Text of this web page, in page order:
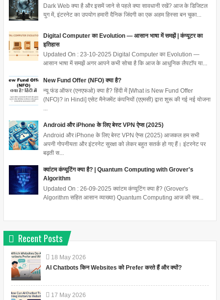
Dark Web क्या है और इसमें जाने से पहले क्या सावधानी रखें? आज के डिजिटल
युग में, इंटरनेट का उपयोग हमारी दैनिक जिंदगी का एक अहम हिस्सा बन चुका...
Digital Computer का Evolution — आसान भाषा में समझें | कंप्यूटर का
इतिहास
Updated On : 23-10-2025 Digital Computer का Evolution —
आसान भाषा में समझें अगर आपने कभी सोचा है कि आज के आधुनिक लैपटॉप या...
New Fund Offer (NFO) क्या है?
न्यू फंड ऑफर (एनएफओ) क्या है? हिंदी में [What is New Fund Offer
(NFO)? in Hindi] एसेट मैनेजमेंट कंपनियों (एएमसी) द्वारा शुरू की गई नई योजना
Android और iPhone के लिए बेस्ट VPN ऐप्स (2025)
Android और iPhone के लिए बेस्ट VPN ऐप्स (2025) आजकल हम सभी
अपनी गोपनीयता और इंटरनेट सुरक्षा को लेकर बहुत सतर्क हो गए हैं। इंटरनेट पर
बढ़ती स...
क्वांटम कंप्यूटिंग क्या है? | Quantum Computing with Grover's
Algorithm
Updated On : 26-09-2025 क्वांटम कंप्यूटिंग क्या है? (Grover's
Algorithm सहित आसान व्याख्या) Quantum Computing आज की सब...
Recent Posts
18 May 2026
AI Chatbots किन Websites को Prefer करते हैं और क्यों?
17 May 2026